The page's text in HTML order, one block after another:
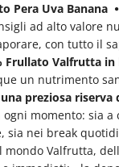
Pera Uva Banana
ad alto valore
con tutto il
Frullato Valfrutta
un nutrimento
preziosa
momento: sia
nei break
Valfrutta,